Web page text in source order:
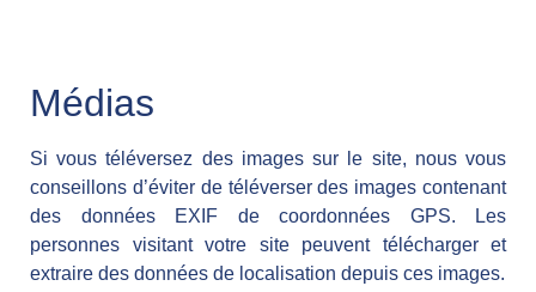
Médias
Si vous téléversez des images sur le site, nous vous
conseillons d’éviter de téléverser des images contenant
des données EXIF de coordonnées GPS. Les
personnes visitant votre site peuvent télécharger et
extraire des données de localisation depuis ces images.